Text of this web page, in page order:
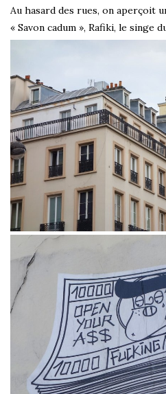
Au hasard des rues, on aperçoit
« Savon cadum », Rafiki, le singe